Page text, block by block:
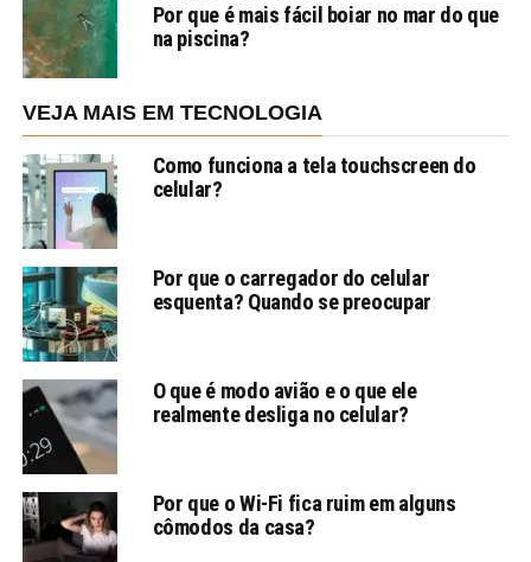
Por que é mais fácil boiar no mar do que
na piscina?
VEJA MAIS EM TECNOLOGIA
Como funciona a tela touchscreen do
celular?
Por que o carregador do celular
esquenta? Quando se preocupar
O que é modo avião e o que ele
realmente desliga no celular?
Por que o Wi-Fi fica ruim em alguns
cômodos da casa?